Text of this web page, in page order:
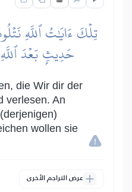
تِلۡكَ ءَايَٰتُ ٱللَّهِ
حَدِيثِۭ بَعۡدَ
die Wir dir der
verlesen. An
wollen sie
عرض التراجم الأخرى